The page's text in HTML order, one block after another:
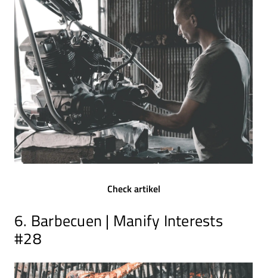
Check artikel
6. Barbecuen | Manify Interests
#28